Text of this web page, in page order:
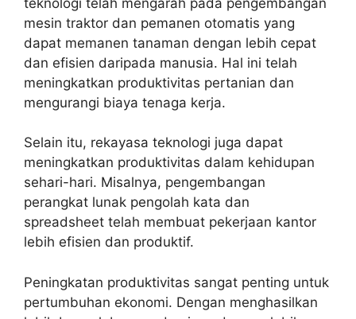
mesin traktor dan pemanen otomatis yang
dapat memanen tanaman dengan lebih cepat
dan efisien daripada manusia. Hal ini telah
meningkatkan produktivitas pertanian dan
mengurangi biaya tenaga kerja.
Selain itu, rekayasa teknologi juga dapat
meningkatkan produktivitas dalam kehidupan
sehari-hari. Misalnya, pengembangan
perangkat lunak pengolah kata dan
spreadsheet telah membuat pekerjaan kantor
lebih efisien dan produktif.
Peningkatan produktivitas sangat penting untuk
pertumbuhan ekonomi. Dengan menghasilkan